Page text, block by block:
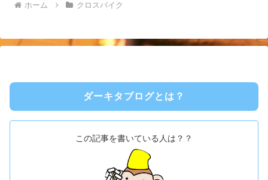
ホーム クロスバイク
ダーキタブログとは？
この記事を書いている人は？？